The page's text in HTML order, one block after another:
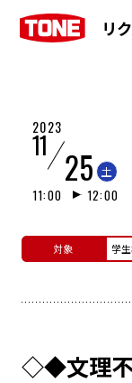
リ
2023
11 25 土
11:00 12:00
対象 学
◇◆⽂理